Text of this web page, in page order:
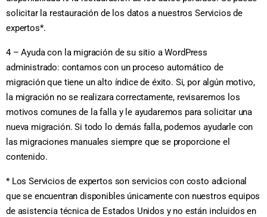
solicitar la restauración de los datos a nuestros Servicios de
expertos*.
4 – Ayuda con la migración de su sitio a WordPress
administrado: contamos con un proceso automático de
migración que tiene un alto índice de éxito. Si, por algún motivo,
la migración no se realizara correctamente, revisaremos los
motivos comunes de la falla y le ayudaremos para solicitar una
nueva migración. Si todo lo demás falla, podemos ayudarle con
las migraciones manuales siempre que se proporcione el
contenido.
* Los Servicios de expertos son servicios con costo adicional
que se encuentran disponibles únicamente con nuestros equipos
de asistencia técnica de Estados Unidos y no están incluidos en